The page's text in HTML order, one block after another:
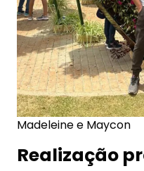
Madeleine e Maycon
Realização